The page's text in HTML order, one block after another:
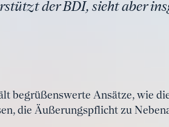
der BDI, sieht aber
begrüßenswerte Ansätze, wie
die Äußerungspflicht zu